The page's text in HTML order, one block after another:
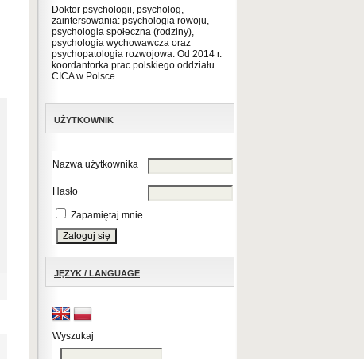
Doktor psychologii, psycholog,
zaintersowania: psychologia rowoju,
psychologia społeczna (rodziny),
psychologia wychowawcza oraz
psychopatologia rozwojowa. Od 2014 r.
koordantorka prac polskiego oddziału
CICA w Polsce.
UŻYTKOWNIK
Nazwa użytkownika
Hasło
Zapamiętaj mnie
JĘZYK / LANGUAGE
Wyszukaj